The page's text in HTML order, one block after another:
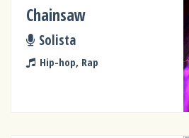
Chainsaw
Solista
Hip-hop, Rap